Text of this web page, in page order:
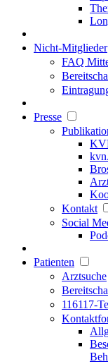
Nicht-Mitglieder
FAQ
Presse
Kontakt
Social
Patienten
Arztsuche
116117-